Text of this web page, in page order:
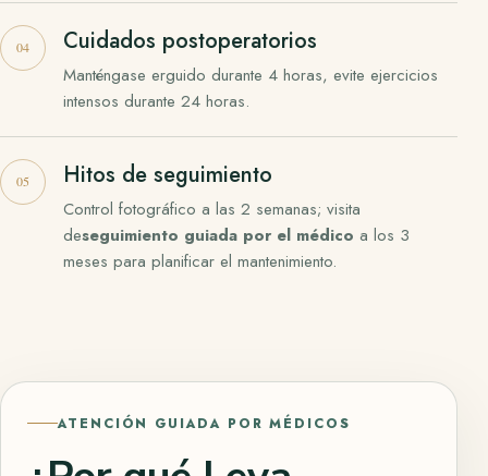
Cuidados postoperatorios
Manténgase erguido durante 4 horas, evite ejercicios
intensos durante 24 horas.
Hitos de seguimiento
Control fotográfico a las 2 semanas; visita
deseguimiento guiada por el médico a los 3
meses para planificar el mantenimiento.
ATENCIÓN GUIADA POR MÉDICOS